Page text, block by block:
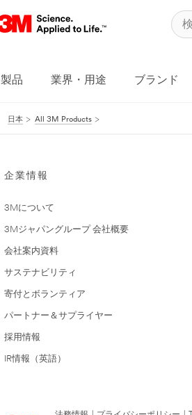
製品 業界・用途 ブランド
日本 All 3M Products
企業情報
3Mについて
3Mジャパングループ 会社概要
会社案内資料
サステナビリティ
寄付とボランティア
パートナー＆サプライヤー
採用情報
IR情報（英語）